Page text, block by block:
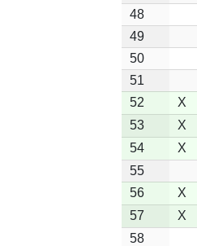
48
49
50
51
52
X
53
X
54
X
55
56
X
57
X
58